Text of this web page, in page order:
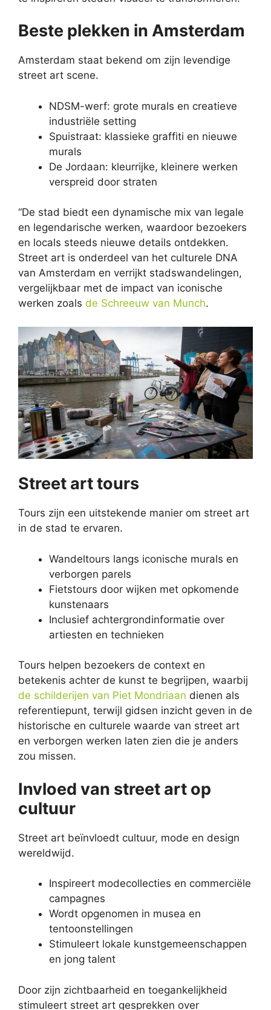
Beste plekken in Amsterdam
Amsterdam staat bekend om zijn levendige
street art scene.
NDSM-werf: grote murals en creatieve
industriële setting
Spuistraat: klassieke graffiti en nieuwe
murals
De Jordaan: kleurrijke, kleinere werken
verspreid door straten
“De stad biedt een dynamische mix van legale
en legendarische werken, waardoor bezoekers
en locals steeds nieuwe details ontdekken.
Street art is onderdeel van het culturele DNA
van Amsterdam en verrijkt stadswandelingen,
vergelijkbaar met de impact van iconische
werken zoals de Schreeuw van Munch.
Street art tours
Tours zijn een uitstekende manier om street art
in de stad te ervaren.
Wandeltours langs iconische murals en
verborgen parels
Fietstours door wijken met opkomende
kunstenaars
Inclusief achtergrondinformatie over
artiesten en technieken
Tours helpen bezoekers de context en
betekenis achter de kunst te begrijpen, waarbij
de schilderijen van Piet Mondriaan dienen als
referentiepunt, terwijl gidsen inzicht geven in de
historische en culturele waarde van street art
en verborgen werken laten zien die je anders
zou missen.
Invloed van street art op
cultuur
Street art beïnvloedt cultuur, mode en design
wereldwijd.
Inspireert modecollecties en commerciële
campagnes
Wordt opgenomen in musea en
tentoonstellingen
Stimuleert lokale kunstgemeenschappen
en jong talent
Door zijn zichtbaarheid en toegankelijkheid
stimuleert street art gesprekken over